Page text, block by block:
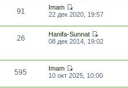
91
Imam
22 дек 2020, 19:57
26
Hanifa-Sunnat
08 дек 2014, 19:02
595
Imam
10 окт 2025, 10:00